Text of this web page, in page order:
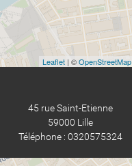
Leaflet | ©OpenStreetMap
45 rue Saint-Etienne
59000 Lille
Téléphone : 0320575324